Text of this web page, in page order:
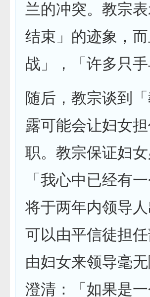
兰的冲突。教宗
结束」的迹象，
战」，「许多只
随后，教宗谈到
露可能会让妇女
职。教宗保证妇
「我心中已经有
将于两年内领导
可以由平信徒担
由妇女来领导毫
澄清：「如果是